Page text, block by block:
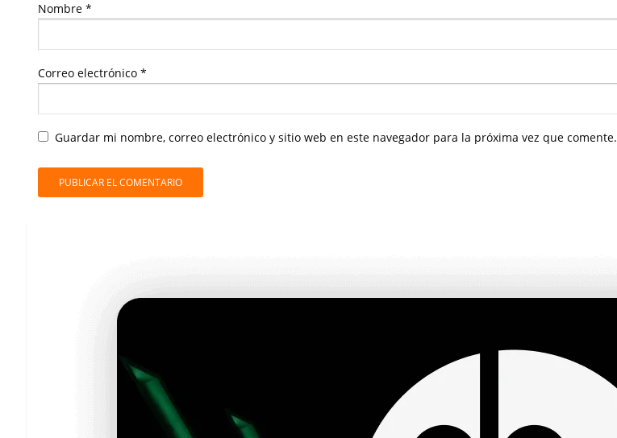
Nombre *
Correo electrónico *
Guardar mi nombre, correo electrónico y sitio web en este navegador para la próxima vez que comente.